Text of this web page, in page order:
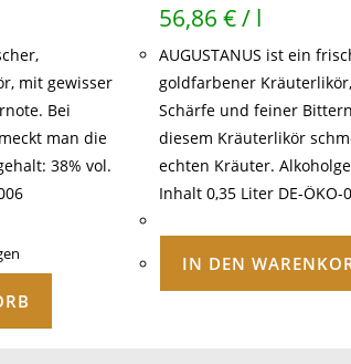
mit gewisser
Bei
man die
38% vol.
56,86 €/ l
AUGUSTANUS ist ein
goldfarbener
Schärfe und feiner
diesem Kräuterlikör
echten Kräuter.
Inhalt 0,35 Liter DE-ÖKO-
IN DEN